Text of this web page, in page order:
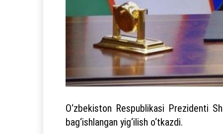
O‘zbekiston Respublikasi Prezidenti
bag‘ishlangan yig‘ilish o‘tkazdi.